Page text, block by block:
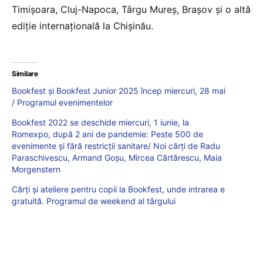
Timișoara, Cluj-Napoca, Târgu Mureș, Brașov și o altă
ediție internațională la Chișinău.
Similare
Bookfest și Bookfest Junior 2025 încep miercuri, 28 mai
/ Programul evenimentelor
Bookfest 2022 se deschide miercuri, 1 iunie, la
Romexpo, după 2 ani de pandemie: Peste 500 de
evenimente şi fără restricţii sanitare/ Noi cărți de Radu
Paraschivescu, Armand Goşu, Mircea Cărtărescu, Maia
Morgenstern
Cărți și ateliere pentru copii la Bookfest, unde intrarea e
gratuită. Programul de weekend al târgului